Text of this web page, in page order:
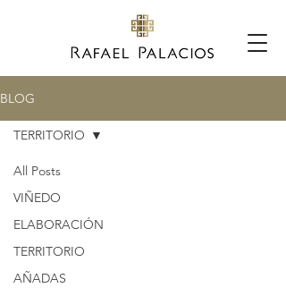
BLOG
All Posts
VIÑEDO
ELABORACIÓN
TERRITORIO
AÑADAS
TERRITORIO
TERRITORIO